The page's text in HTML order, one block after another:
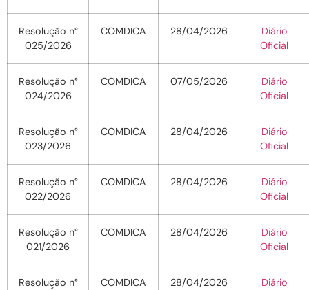
Resolução n°
025/2026
COMDICA 28/04/2026
Diário
Oficial
Resolução n°
024/2026
COMDICA 07/05/2026
Diário
Oficial
Resolução n°
023/2026
COMDICA 28/04/2026
Diário
Oficial
Resolução n°
022/2026
COMDICA 28/04/2026
Diário
Oficial
Resolução n°
021/2026
COMDICA 28/04/2026
Diário
Oficial
Resolução n°
COMDICA 28/04/2026
Diário